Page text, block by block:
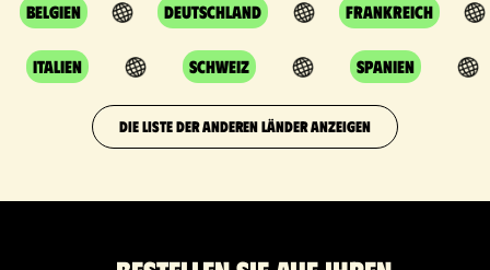
Belgien Deutschland Frankreich
Italien Schweiz Spanien
DIE LISTE DER ANDEREN LÄNDER ANZEIGEN